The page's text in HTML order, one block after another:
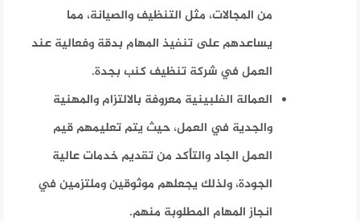
من المجالات، مثل التنظيف والصيانة، مما
يساعدهم على تنفيذ المهام بدقة وفعالية عند
العمل في شركة تنظيف كنب بجدة.
العمالة الفلبينية معروفة بالالتزام والمهنية
والجدية في العمل، حيث يتم تعليمهم قيم
العمل الجاد والتأكد من تقديم خدمات عالية
الجودة، ولذلك يجعلهم موثوقين وملتزمين في
انجاز المهام المطلوبة منهم.